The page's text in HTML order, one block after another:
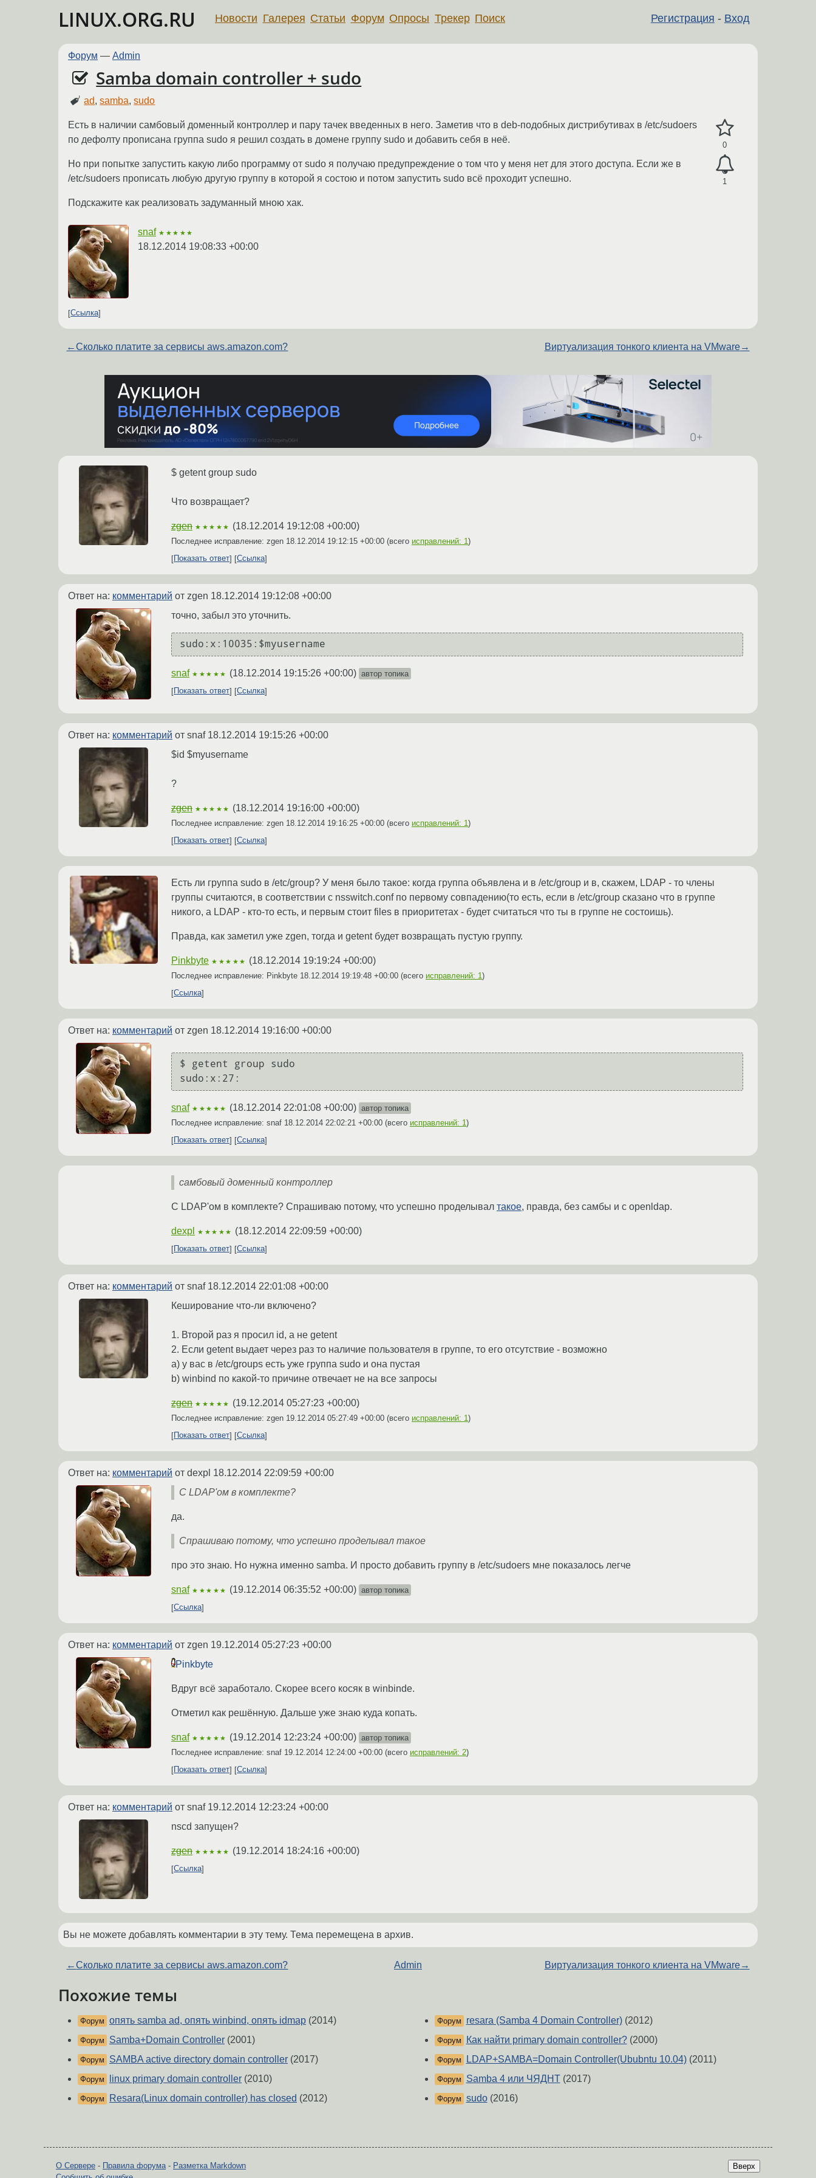
LINUX.ORG.RU Регистрация - Вход
Новости Галерея Статьи Форум Опросы Трекер Поиск
Форум — Admin
Samba domain controller + sudo
ad,samba,sudo
0
1
Есть в наличии самбовый доменный контроллер и пару тачек введенных в него. Заметив что в deb-подобных дистрибутивах в /etc/sudoers
по дефолту прописана группа sudo я решил создать в домене группу sudo и добавить себя в неё.
Но при попытке запустить какую либо программу от sudo я получаю предупреждение о том что у меня нет для этого доступа. Если же в
/etc/sudoers прописать любую другую группу в которой я состою и потом запустить sudo всё проходит успешно.
Подскажите как реализовать задуманный мною хак.
snaf ★★★★★
18.12.2014 19:08:33 +00:00
Ссылка
←Сколько платите за сервисы aws.amazon.com? Виртуализация тонкого клиента на VMware→
$ getent group sudo
Что возвращает?
zgen ★★★★★ (18.12.2014 19:12:08 +00:00)
Последнее исправление: zgen 18.12.2014 19:12:15 +00:00 (всего исправлений: 1 )
Показать ответ
Ссылка
Ответ на: комментарий от zgen 18.12.2014 19:12:08 +00:00
точно, забыл это уточнить.
sudo:x:10035:$myusername
snaf ★★★★★ (18.12.2014 19:15:26 +00:00) автор топика
Показать ответ
Ссылка
Ответ на: комментарий от snaf 18.12.2014 19:15:26 +00:00
$id $myusername
?
zgen ★★★★★ (18.12.2014 19:16:00 +00:00)
Последнее исправление: zgen 18.12.2014 19:16:25 +00:00 (всего исправлений: 1 )
Показать ответ
Ссылка
Есть ли группа sudo в /etc/group? У меня было такое: когда группа объявлена и в /etc/group и в, скажем, LDAP - то члены
группы считаются, в соответствии с nsswitch.conf по первому совпадению(то есть, если в /etc/group сказано что в группе
никого, а LDAP - кто-то есть, и первым стоит files в приоритетах - будет считаться что ты в группе не состоишь).
Правда, как заметил уже zgen, тогда и getent будет возвращать пустую группу.
Pinkbyte ★★★★★ (18.12.2014 19:19:24 +00:00)
Последнее исправление: Pinkbyte 18.12.2014 19:19:48 +00:00 (всего исправлений: 1 )
Ссылка
Ответ на: комментарий от zgen 18.12.2014 19:16:00 +00:00
$ getent group sudo
sudo:x:27:
snaf ★★★★★ (18.12.2014 22:01:08 +00:00) автор топика
Последнее исправление: snaf 18.12.2014 22:02:21 +00:00 (всего исправлений: 1 )
Показать ответ
Ссылка
самбовый доменный контроллер
С LDAP'ом в комплекте? Спрашиваю потому, что успешно проделывал такое, правда, без самбы и с openldap.
dexpl ★★★★★ (18.12.2014 22:09:59 +00:00)
Показать ответ Ссылка
Ответ на: комментарий от snaf 18.12.2014 22:01:08 +00:00
Кеширование что-ли включено?
1. Второй раз я просил id, а не getent
2. Если getent выдает через раз то наличие пользователя в группе, то его отсутствие - возможно
а) у вас в /etc/groups есть уже группа sudo и она пустая
b) winbind по какой-то причине отвечает не на все запросы
zgen ★★★★★ (19.12.2014 05:27:23 +00:00)
Последнее исправление: zgen 19.12.2014 05:27:49 +00:00 (всего исправлений: 1 )
Показать ответ
Ссылка
Ответ на: комментарий от dexpl 18.12.2014 22:09:59 +00:00
С LDAP'ом в комплекте?
да.
Спрашиваю потому, что успешно проделывал такое
про это знаю. Но нужна именно samba. И просто добавить группу в /etc/sudoers мне показалось легче
snaf ★★★★★ (19.12.2014 06:35:52 +00:00) автор топика
Ссылка
Ответ на: комментарий от zgen 19.12.2014 05:27:23 +00:00
Pinkbyte
Вдруг всё заработало. Скорее всего косяк в winbinde.
Отметил как решённую. Дальше уже знаю куда копать.
snaf ★★★★★ (19.12.2014 12:23:24 +00:00) автор топика
Последнее исправление: snaf 19.12.2014 12:24:00 +00:00 (всего исправлений: 2)
Показать ответ
Ссылка
Ответ на: комментарий от snaf 19.12.2014 12:23:24 +00:00
nscd запущен?
zgen ★★★★★ (19.12.2014 18:24:16 +00:00)
Ссылка
Вы не можете добавлять комментарии в эту тему. Тема перемещена в архив.
←Сколько платите за сервисы aws.amazon.com? Admin Виртуализация тонкого клиента на VMware→
Похожие темы
Форум опять samba ad, опять winbind, опять idmap (2014)
Форум Samba+Domain Controller (2001)
Форум SAMBA active directory domain controller (2017)
Форум linux primary domain controller (2010)
Форум Resara(Linux domain controller) has closed (2012)
Форум resara (Samba 4 Domain Controller)(2012)
Форум Как найти primary domain controller?(2000)
Форум LDAP+SAMBA=Domain Controller(Ububntu 10.04)(2011)
Форум Samba 4 или ЧЯДНТ(2017)
Форум sudo(2016)
Вверх
О Сервере - Правила форума- Разметка Markdown